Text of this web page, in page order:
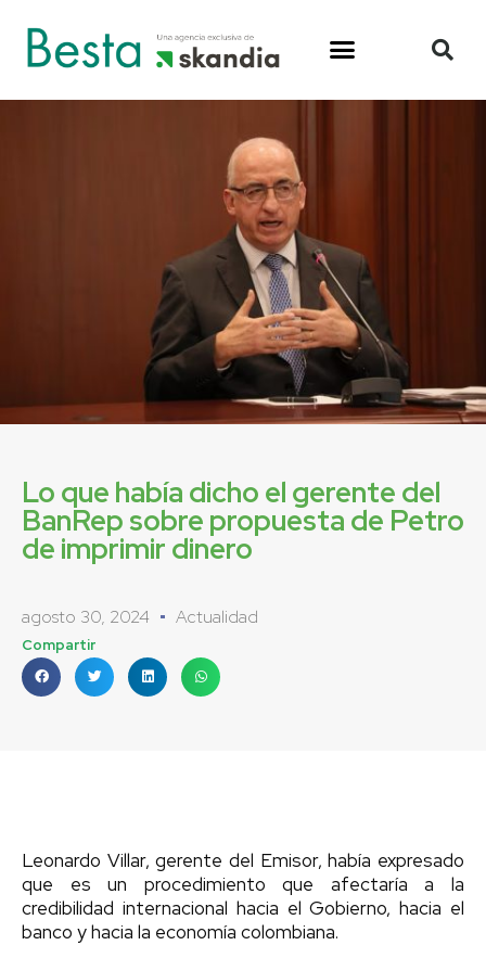
Lo que había dicho el gerente del
BanRep sobre propuesta de Petro
de imprimir dinero
agosto 30, 2024 Actualidad
Compartir
Leonardo Villar, gerente del Emisor, había expresado
que es un procedimiento que afectaría a la
credibilidad internacional hacia el Gobierno, hacia el
banco y hacia la economía colombiana.